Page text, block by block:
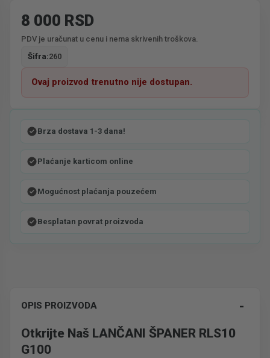
8 000 RSD
PDV je uračunat u cenu i nema skrivenih troškova.
Šifra:260
Ovaj proizvod trenutno nije dostupan.
Brza dostava 1-3 dana!
Plaćanje karticom online
Mogućnost plaćanja pouzećem
Besplatan povrat proizvoda
OPIS PROIZVODA
Otkrijte Naš LANČANI ŠPANER RLS10
G100
-